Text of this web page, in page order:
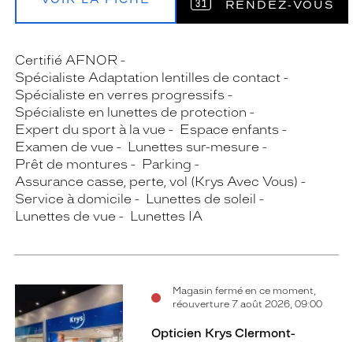
RENDEZ‑VOUS
Certifié AFNOR
Spécialiste Adaptation lentilles de contact
Spécialiste en verres progressifs
Spécialiste en lunettes de protection
Expert du sport à la vue
Espace enfants
Examen de vue
Lunettes sur-mesure
Prêt de montures
Parking
Assurance casse, perte, vol (Krys Avec Vous)
Service à domicile
Lunettes de soleil
Lunettes de vue
Lunettes IA
Magasin fermé en ce moment,
réouverture 7 août 2026, 09:00
Opticien Krys Clermont-